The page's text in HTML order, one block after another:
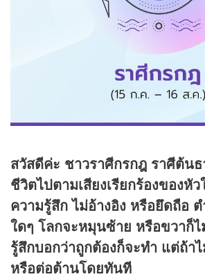
สวัสดีค่ะ ชาวราศีกรกฎ ราศีต้น
ชีวิตไปตามเสียงเรียกร้องของหั
ความรู้สึก ไม่อ้างอิง หรือยึดถือ
ใดๆ โลกจะหมุนซ้าย หรือขวาก็
รู้สึกบอกว่าถูกต้องก็จะทำ แต่ถ้า
หรือต่อต้านโดยทันที